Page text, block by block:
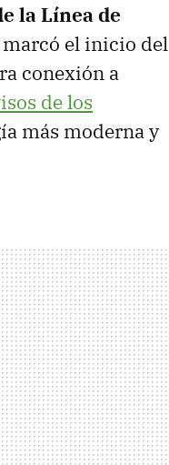
la Línea de
el inicio del
conexión a
de los
más moderna y